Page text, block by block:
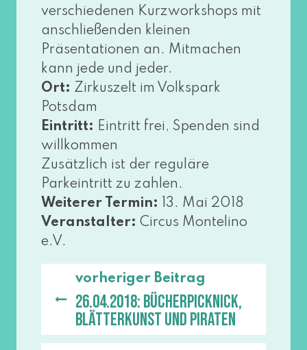
ver­schie­de­nen Kurzworkshops mit
anschlie­ßen­den klei­nen
Präsentationen an. Mitmachen
kann jede und jeder.
Ort: Zirkuszelt im Volkspark
Potsdam
Eintritt: Eintritt frei, Spenden sind
will­kom­men
Zusätzlich ist der regu­lä­re
Parkeintritt zu zah­len.
Weiterer Termin: 13. Mai 2018
Veranstalter: Circus Montelino
e.V.
vorheriger Beitrag
26.04.2018: Bücherpicknick,
Blätterkunst und Piraten